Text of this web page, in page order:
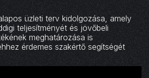
üzleti terv kidolgozása, amely
teljesítményét és jövőbeli
meghatározása is
érdemes szakértő segítségét